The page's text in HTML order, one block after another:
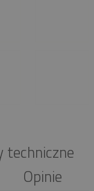
techniczne
Opinie